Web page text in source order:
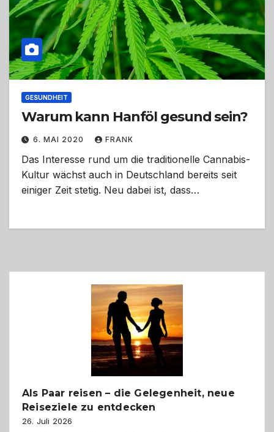
GESUNDHEIT
Warum kann Hanföl gesund sein?
6. MAI 2020 FRANK
Das Interesse rund um die traditionelle Cannabis-
Kultur wächst auch in Deutschland bereits seit
einiger Zeit stetig. Neu dabei ist, dass…
Als Paar reisen – die Gelegenheit, neue
Reiseziele zu entdecken
26. Juli 2026